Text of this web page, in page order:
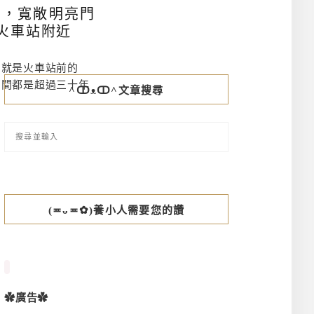
寬敞明亮門
車站附近
是火車站前的
都是超過三十年^ↀᴥↀ^文章搜尋
(≖ᴗ≖✿)養小人需要您的讚
✿廣告✿